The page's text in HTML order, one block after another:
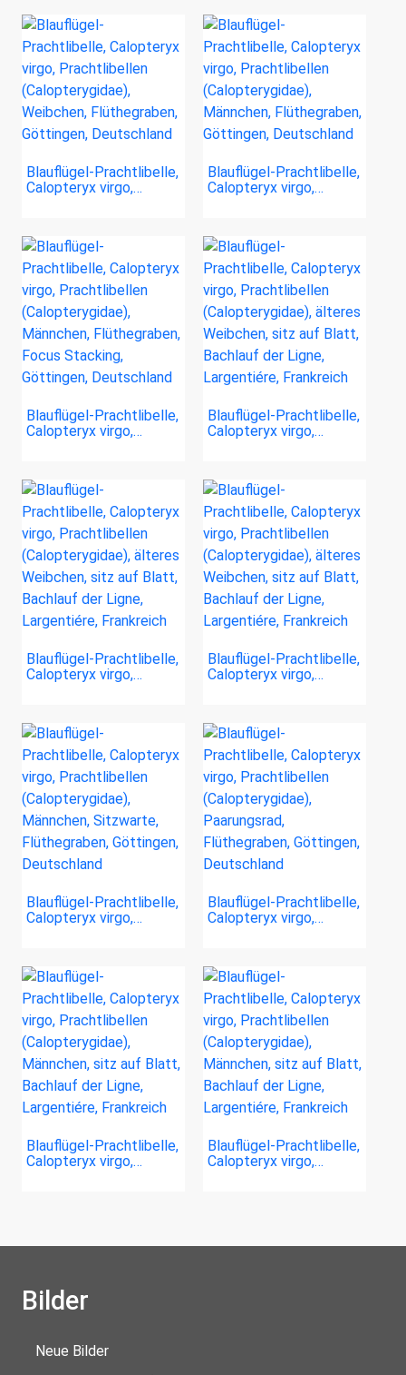
Blauflügel-Prachtlibelle,
Calopteryx virgo,…
Blauflügel-Prachtlibelle,
Calopteryx virgo,…
Blauflügel-Prachtlibelle,
Calopteryx virgo,…
Blauflügel-Prachtlibelle,
Calopteryx virgo,…
Blauflügel-Prachtlibelle,
Calopteryx virgo,…
Blauflügel-Prachtlibelle,
Calopteryx virgo,…
Blauflügel-Prachtlibelle,
Calopteryx virgo,…
Blauflügel-Prachtlibelle,
Calopteryx virgo,…
Blauflügel-Prachtlibelle,
Calopteryx virgo,…
Blauflügel-Prachtlibelle,
Calopteryx virgo,…
Bilder
Neue Bilder